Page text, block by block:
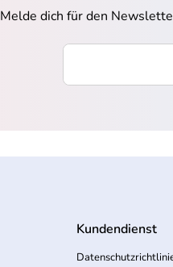
Melde dich für den
Kundendienst